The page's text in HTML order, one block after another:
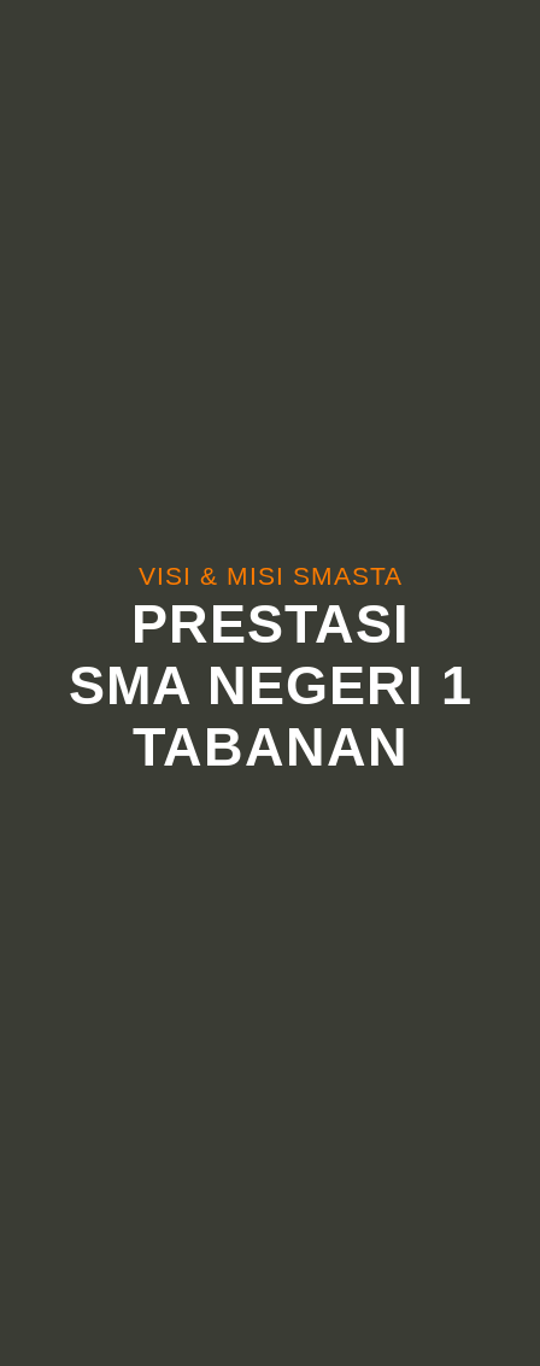
VISI & MISI SMASTA
PRESTASI
SMA NEGERI 1
TABANAN